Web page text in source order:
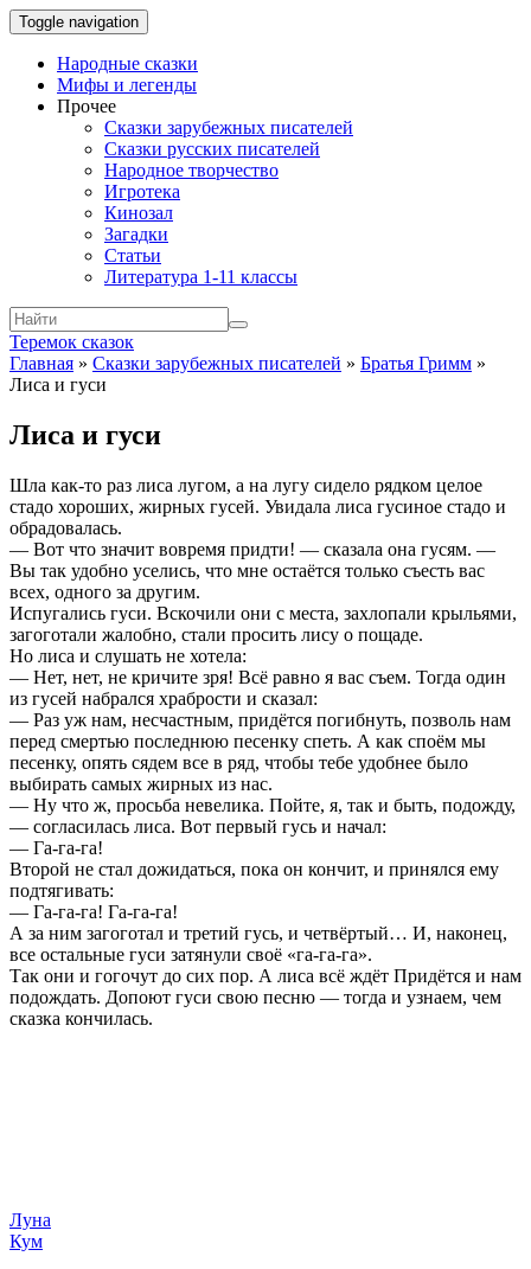
Toggle navigation
Народные сказки
Мифы и легенды
Прочее
Сказки зарубежных писателей
Сказки русских писателей
Народное творчество
Игротека
Кинозал
Загадки
Статьи
Литература 1-11 классы
Теремок сказок
Главная » Сказки зарубежных писателей » Братья Гримм »
Лиса и гуси
Лиса и гуси
Шла как-то раз лиса лугом, а на лугу сидело рядком целое
стадо хороших, жирных гусей. Увидала лиса гусиное стадо и
обрадовалась.
— Вот что значит вовремя придти! — сказала она гусям. —
Вы так удобно уселись, что мне остаётся только съесть вас
всех, одного за другим.
Испугались гуси. Вскочили они с места, захлопали крыльями,
загоготали жалобно, стали просить лису о пощаде.
Но лиса и слушать не хотела:
— Нет, нет, не кричите зря! Всё равно я вас съем. Тогда один
из гусей набрался храбрости и сказал:
— Раз уж нам, несчастным, придётся погибнуть, позволь нам
перед смертью последнюю песенку спеть. А как споём мы
песенку, опять сядем все в ряд, чтобы тебе удобнее было
выбирать самых жирных из нас.
— Ну что ж, просьба невелика. Пойте, я, так и быть, подожду,
— согласилась лиса. Вот первый гусь и начал:
— Га-га-га!
Второй не стал дожидаться, пока он кончит, и принялся ему
подтягивать:
— Га-га-га! Га-га-га!
А за ним загоготал и третий гусь, и четвёртый… И, наконец,
все остальные гуси затянули своё «га-га-га».
Так они и гогочут до сих пор. А лиса всё ждёт Придётся и нам
подождать. Допоют гуси свою песню — тогда и узнаем, чем
сказка кончилась.
Луна
Кум